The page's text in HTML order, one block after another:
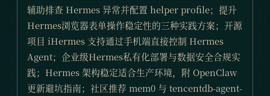
辅助排查 Hermes 异常并配置 helper profile；提升
Hermes浏览器表单操作稳定性的三种实践方案；开源
项目 iHermes 支持通过手机端直接控制 Hermes
Agent；企业级Hermes私有化部署与数据安全合规实
践；Hermes 架构稳定适合生产环境，附 OpenClaw
更新避坑指南；社区推荐 mem0 与 tencentdb-agent-